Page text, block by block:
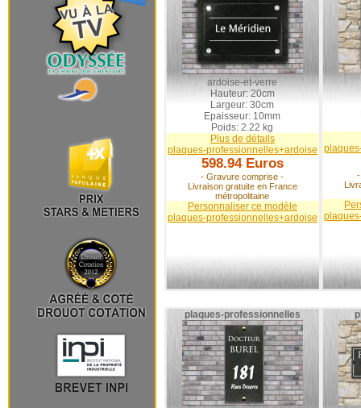
ardoise-et-verre
Hauteur: 20cm
Largeur: 30cm
Epaisseur: 10mm
Poids: 2.22 kg
Plus de détails
plaques-professionnelles+ardoise
598.94 Euros
- Gravure comprise -
Livraison gratuite en France
métropolitaine
Personnaliser ce modèle
plaques-professionnelles+ardoise
plaques-professionnelles